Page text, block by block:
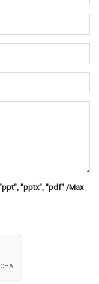
"pptx", "pdf" /Max